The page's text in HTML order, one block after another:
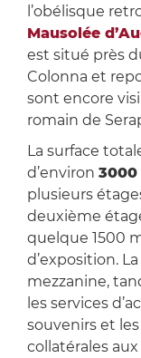
l’obélisque
Mausolée
est situé près
Colonna et
sont encore
romain de
La surface
d’environ 3000
plusieurs
deuxième
quelque 1500
d’exposition.
mezzanine,
les services
souvenirs et
collatérales